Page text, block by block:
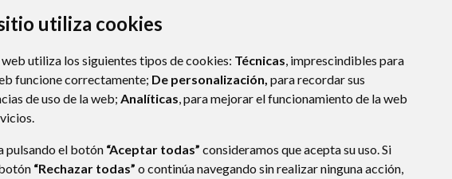
utiliza cookies
utiliza los siguientes tipos de cookies: Técnicas, imprescindibles para
funcione correctamente; De personalización, para recordar sus
de uso de la web; Analíticas, para mejorar el funcionamiento de la web
pulsando el botón “Aceptar todas” consideramos que acepta su uso. Si
“Rechazar todas” o continúa navegando sin realizar ninguna acción,